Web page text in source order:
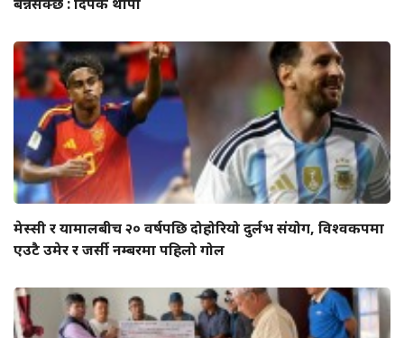
मेस्सी र यामालबीच २० वर्षपछि दोहोरियो दुर्लभ संयोग, विश्वकपमा
एउटै उमेर र जर्सी नम्बरमा पहिलो गोल